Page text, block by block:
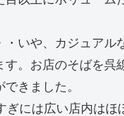
・いや、カジュア
す。お店のそばを呉
できました。
ぎには広い店内は